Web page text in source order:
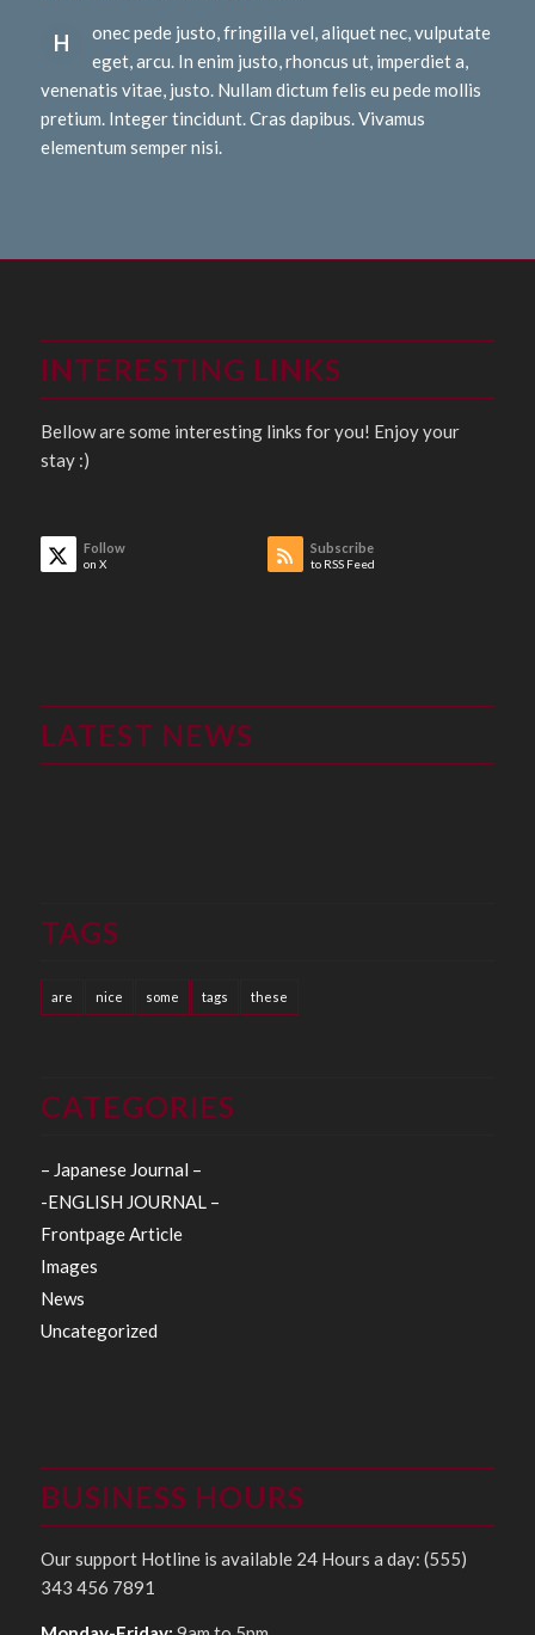
H
onec pede justo, fringilla vel, aliquet nec, vulputate
eget, arcu. In enim justo, rhoncus ut, imperdiet a,
venenatis vitae, justo. Nullam dictum felis eu pede mollis
pretium. Integer tincidunt. Cras dapibus. Vivamus
elementum semper nisi.
INTERESTING LINKS
Bellow are some interesting links for you! Enjoy your
stay :)
Follow
on X
Subscribe
to RSS Feed
LATEST NEWS
TAGS
are nice some tags these
CATEGORIES
– Japanese Journal –
-ENGLISH JOURNAL –
Frontpage Article
Images
News
Uncategorized
BUSINESS HOURS
Our support Hotline is available 24 Hours a day: (555)
343 456 7891